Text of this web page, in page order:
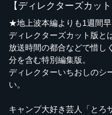
【ディレクターズカッ
★地上波本編よりも1週間早
ディレクターズカット版と
放送時間の都合などで惜し
分を含む特別編集版。
ディレクターいちおしのシ
い。
キャンプ大好き芸人「とろ